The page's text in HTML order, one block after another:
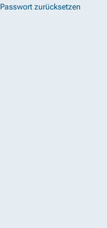
Passwort zurücksetzen